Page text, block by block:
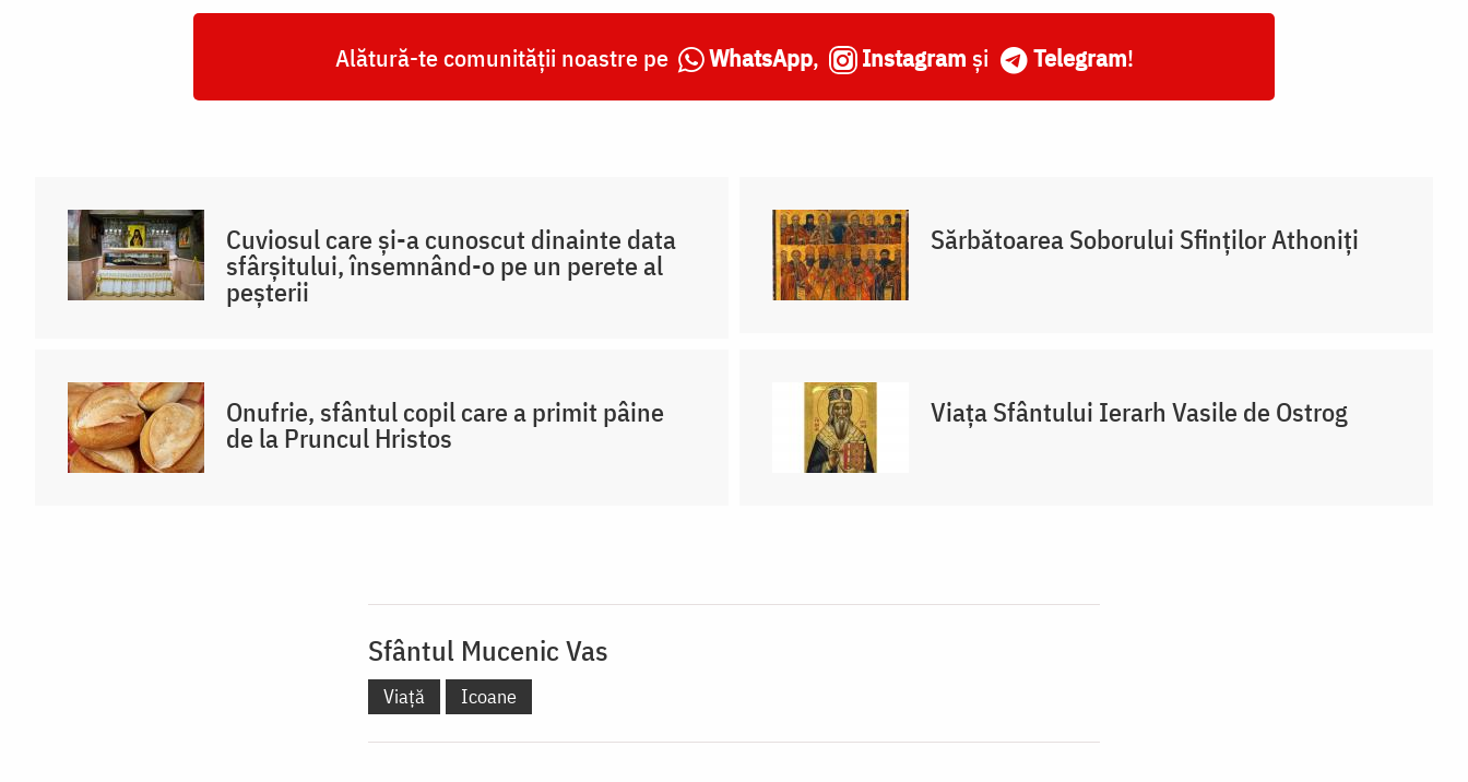
Alătură-te comunității noastre pe WhatsApp, Instagram și Telegram!
Cuviosul care și-a cunoscut dinainte data
sfârșitului, însemnând-o pe un perete al
peșterii
Sărbătoarea Soborului Sfinților Athoniți
Onufrie, sfântul copil care a primit pâine
de la Pruncul Hristos
Viața Sfântului Ierarh Vasile de Ostrog
Sfântul Mucenic Vas
Viață Icoane